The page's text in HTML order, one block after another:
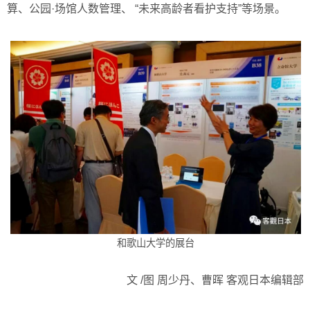
算、公园·场馆人数管理、 “未来高龄者看护支持”等场景。
和歌山大学的展台
文 /图 周少丹、曹晖 客观日本编辑部